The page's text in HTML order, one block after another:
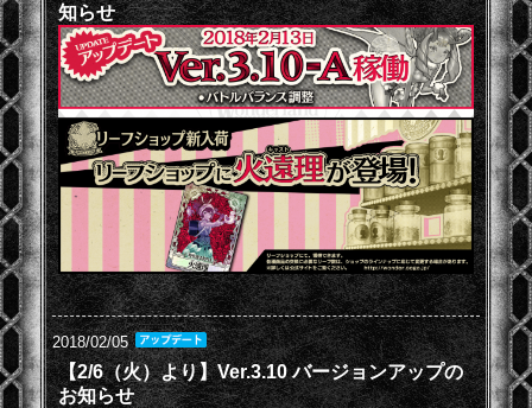
知らせ
2018/02/05
【2/6（火）より】Ver.3.10 バージョンアップの
お知らせ